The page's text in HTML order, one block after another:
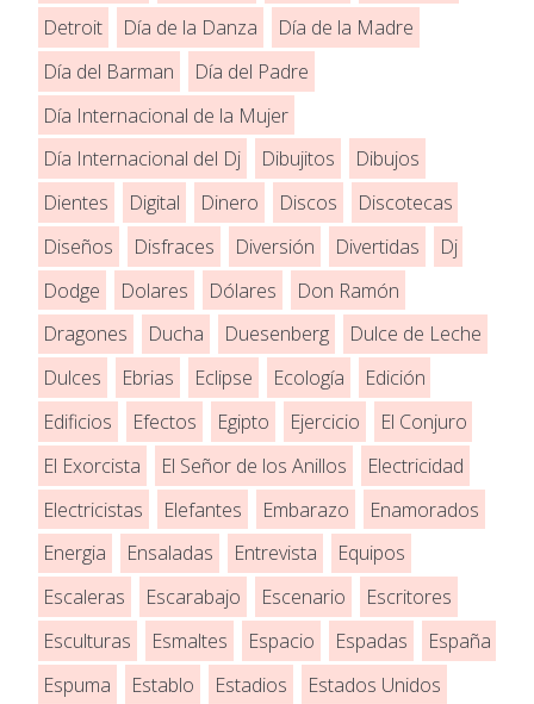
Detroit
Día de la Danza
Día de la Madre
Día del Barman
Día del Padre
Día Internacional de la Mujer
Día Internacional del Dj
Dibujitos
Dibujos
Dientes
Digital Dinero Discos
Discotecas
Diseños
Disfraces Diversión Divertidas
Dj
Dodge
Dolares Dólares
Don Ramón
Dragones
Ducha Duesenberg
Dulce de Leche
Dulces
Ebrias Eclipse Ecología
Edición
Edificios
Efectos Egipto Ejercicio
El Conjuro
El Exorcista
El Señor de los Anillos
Electricidad
Electricistas
Elefantes Embarazo
Enamorados
Energia
Ensaladas Entrevista
Equipos
Escaleras
Escarabajo Escenario
Escritores
Esculturas
Esmaltes Espacio Espadas
España
Espuma
Establo Estadios
Estados Unidos